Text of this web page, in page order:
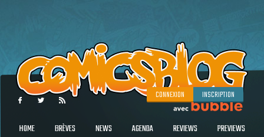
CONNEXION INSCRIPTION
HOME BRÈVES NEWS AGENDA REVIEWS PREVIEWS